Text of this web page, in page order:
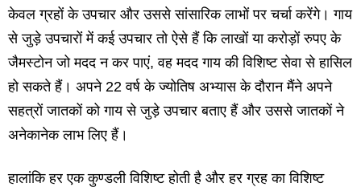
केवल ग्रहों के उपचार और उससे सांसारिक लाभों पर चर्चा करेंगे। गाय
से जुड़े उपचारों में कई उपचार तो ऐसे हैं कि लाखों या करोड़ों रुपए के
जैमस्‍टोन जो मदद न कर पाएं, वह मदद गाय की विशिष्‍ट सेवा से हासिल
हो सकते हैं। अपने 22 वर्ष के ज्‍योतिष अभ्‍यास के दौरान मैंने अपने
सहत्रों जातकों को गाय से जुड़े उपचार बताए हैं और उससे जातकों ने
अनेकानेक लाभ लिए हैं।
हालांकि हर एक कुण्‍डली विशिष्‍ट होती है और हर ग्रह का विशिष्‍ट